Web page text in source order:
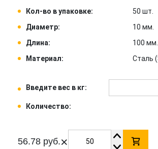
Кол-во в упаковке:
50 шт.
Диаметр:
10 мм.
Длина:
100 мм.
Материал:
Сталь
Введите вес в кг:
Количество:
56.78 руб.×